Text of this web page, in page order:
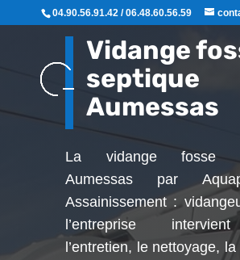
04.90.56.91.42 / 06.48.60.56.59
Vidange
septique
Aumessas
La vidange fosse
Aumessas par
Assainissement :
l’entreprise
l’entretien, le nettoyage,